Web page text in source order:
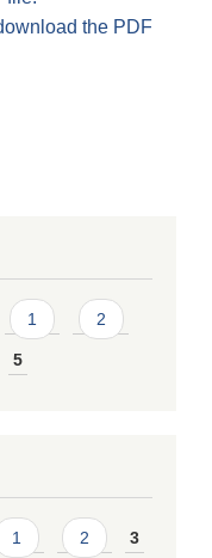
the PDF
1 2
5
1 2 3